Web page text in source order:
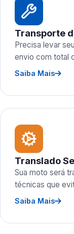
Transporte
Precisa levar
envio com total
Saiba Mais
Translado
Sua moto será
técnicas que
Saiba Mais